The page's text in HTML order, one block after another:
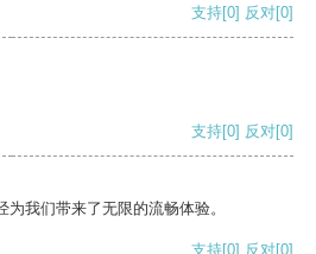
支持[0] 反对[0]
支持[0] 反对[0]
我们带来了无限的流畅体验。
支持[0] 反对[0]